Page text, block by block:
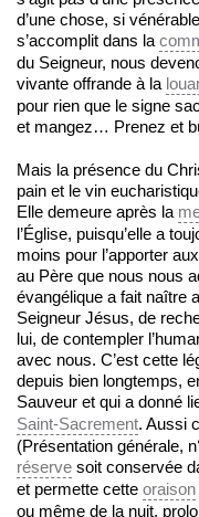
d’une chose, si
s’accomplit dans la
du Seigneur, nous
vivante offrande à la
pour rien que le signe
et mangez… Prenez et
Mais la présence du
pain et le vin
Elle demeure après la
l’Église, puisqu’elle a
moins pour l’apporter
au Père que nous nous
évangélique a fait naître
Seigneur Jésus, de
lui, de contempler
avec nous. C’est cette
depuis bien longtemps,
Sauveur et qui a donné
Saint-Sacrement. Aussi
(Présentation générale,
réserve soit conservée
et permette cette oraison
ou même de la nuit,